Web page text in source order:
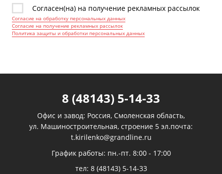
Согласен(на) на получение рекламных рассылок
Согласие на обработку персональных данных
Согласие на получение рекламных рассылок
Политика защиты и обработки персональных данных
8 (48143) 5-14-33
Офис и завод: Россия, Смоленская область,
ул. Машиностроительная, строение 5 эл.почта:
t.kirilenko@grandline.ru
График работы: пн.-пт. 8:00 - 17:00
тел: 8 (48143) 5-14-33